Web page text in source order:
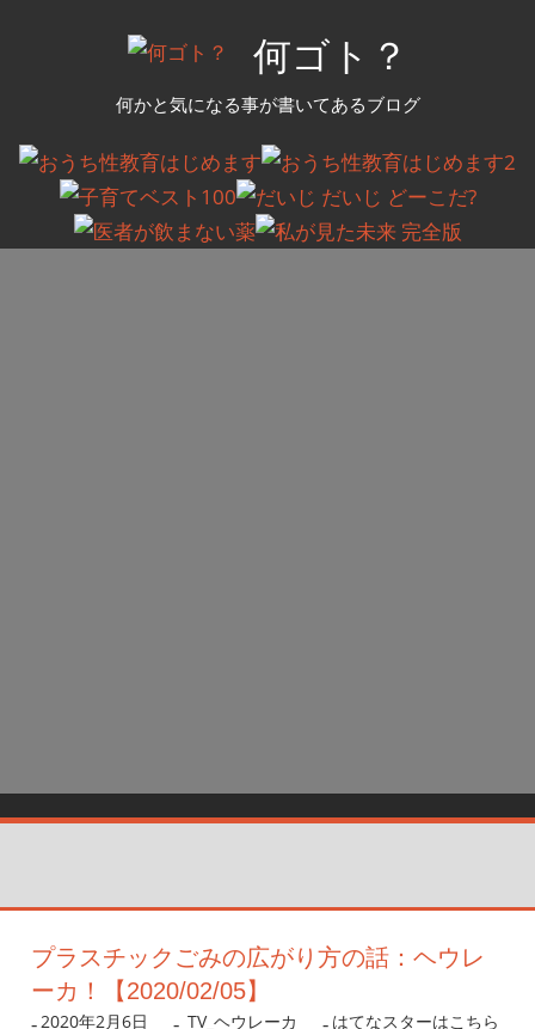
ツ
何ゴト？
何かと気になる事が書いてあるブログ
プラスチックごみの広がり方の話：ヘウレ
ーカ！【2020/02/05】
2020年2月6日 nanigoto
TV_ヘウレーカ
はてなスターはこちら